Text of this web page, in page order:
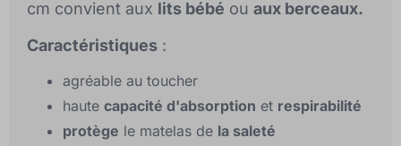
cm convient aux lits bébé ou aux berceaux.
Caractéristiques :
agréable au toucher
haute capacité d'absorption et respirabilité
protège le matelas de la saleté